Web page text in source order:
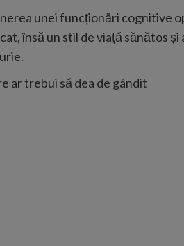
unei funcționări cognitive
însă un stil de viață sănătos
ar trebui să dea de gândit